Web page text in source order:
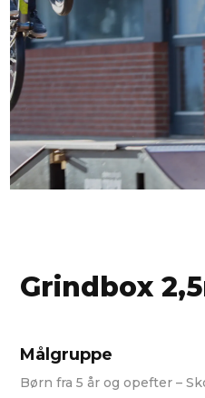
Grindbox
Målgruppe
Børn fra 5 år og opefter –